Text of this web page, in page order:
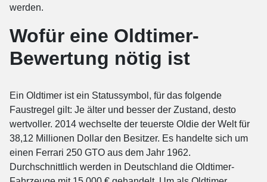
werden.
Wofür eine Oldtimer-
Bewertung nötig ist
Ein Oldtimer ist ein Statussymbol, für das folgende
Faustregel gilt: Je älter und besser der Zustand, desto
wertvoller. 2014 wechselte der teuerste Oldie der Welt für
38,12 Millionen Dollar den Besitzer. Es handelte sich um
einen Ferrari 250 GTO aus dem Jahr 1962.
Durchschnittlich werden in Deutschland die Oldtimer-